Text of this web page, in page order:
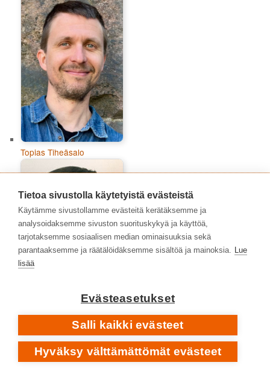
Topias Tiheäsalo
Tuomas Aitonurmi
Tietoa sivustolla käytetyistä evästeistä
Käytämme sivustollamme evästeitä kerätäksemme ja
analysoidaksemme sivuston suorituskykyä ja käyttöä,
tarjotaksemme sosiaalisen median ominaisuuksia sekä
parantaaksemme ja räätälöidäksemme sisältöä ja mainoksia. Lue
lisää
Evästeasetukset
Salli kaikki evästeet
Hyväksy välttämättömät evästeet